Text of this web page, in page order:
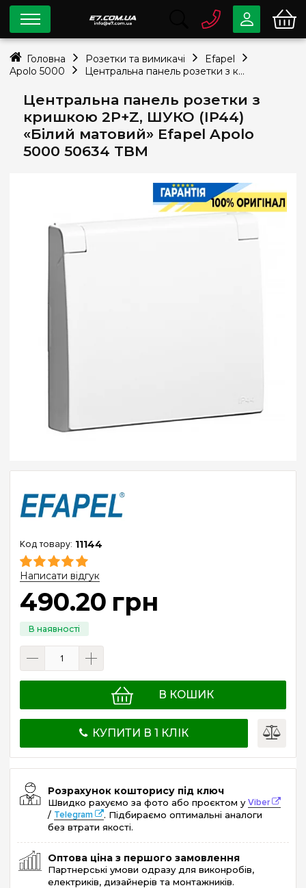
Центральна панель розетки з
кришкою 2P+Z, ШУКО (IP44)
«Білий матовий» Efapel Apolo
5000 50634 TBM
11144
Написати відгук
490.20 грн
В КОШИК
КУПИТИ В 1 КЛІК
Розрахунок кошторису під ключ
Швидко рахуємо за фото або проєктом уViber
/ Telegram
. Підбираємо оптимальні аналоги
без втрати якості.
Оптова ціна з першого замовлення
Партнерські умови одразу для виконробів,
електриків, дизайнерів та монтажників.
0 80033-63-07
Безкоштовно
info@e7.com.ua
044334-79-78
Viber Telegram
Головна Розетки та вимикачі
Efapel
Apolo 5000
Центральна панель розетки з кришкою 2P+Z, ШУКО (IP44) «Білий матовий» Efapel Apolo 5000 50634 TBM